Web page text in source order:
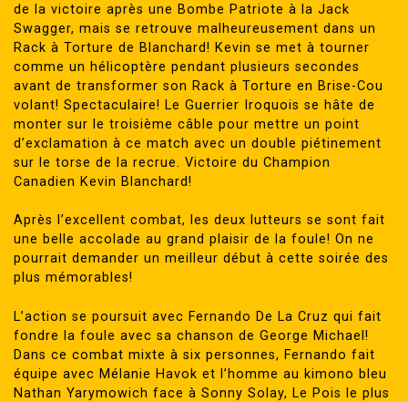
de la victoire après une Bombe Patriote à la Jack
Swagger, mais se retrouve malheureusement dans un
Rack à Torture de Blanchard! Kevin se met à tourner
comme un hélicoptère pendant plusieurs secondes
avant de transformer son Rack à Torture en Brise-Cou
volant! Spectaculaire! Le Guerrier Iroquois se hâte de
monter sur le troisième câble pour mettre un point
d’exclamation à ce match avec un double piétinement
sur le torse de la recrue. Victoire du Champion
Canadien Kevin Blanchard!
Après l’excellent combat, les deux lutteurs se sont fait
une belle accolade au grand plaisir de la foule! On ne
pourrait demander un meilleur début à cette soirée des
plus mémorables!
L’action se poursuit avec Fernando De La Cruz qui fait
fondre la foule avec sa chanson de George Michael!
Dans ce combat mixte à six personnes, Fernando fait
équipe avec Mélanie Havok et l’homme au kimono bleu
Nathan Yarymowich face à Sonny Solay, Le Pois le plus